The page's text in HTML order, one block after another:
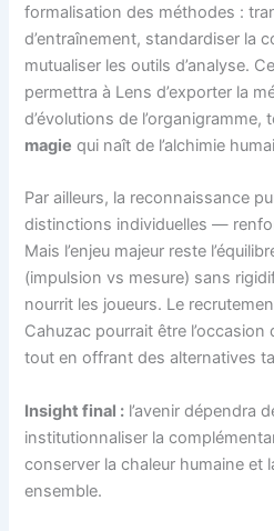
formalisation des méthodes :
d’entraînement, standardiser la
mutualiser les outils d’analyse.
permettra à Lens d’exporter la
d’évolutions de
magie qui naît de l’alchimie
Par ailleurs, la reconnaissance
distinctions individuelles —
Mais l’enjeu majeur reste
(impulsion vs mesure) sans
nourrit les joueurs. Le
Cahuzac pourrait être
tout en offrant des alternatives
Insight final : l’avenir dépendra
institutionnaliser la
conserver la chaleur humaine et
ensemble.